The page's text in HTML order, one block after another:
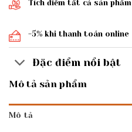
Tích điểm tất cả sản phẩm
-5% khi thanh toán online
Đặc điểm nổi bật
Mô tả sản phẩm
Mô tả